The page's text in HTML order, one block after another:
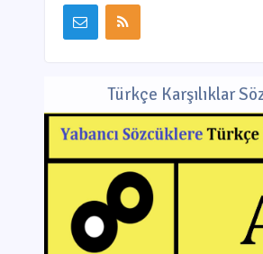
Türkçe Karşılıklar